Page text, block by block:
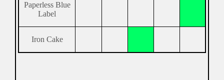
Paperless Blue
Label
Iron Cake